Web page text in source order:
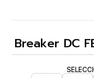
Breaker DC